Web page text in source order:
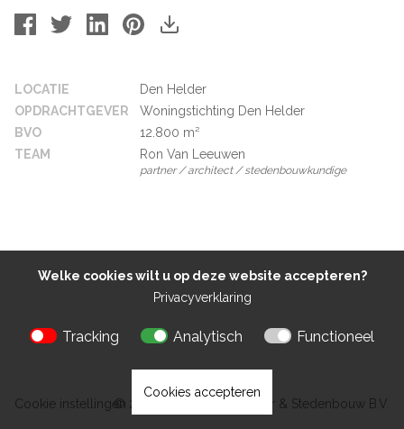
Welke cookies wilt u op deze website accepteren?
Privacyverklaring
Tracking Analytisch Functioneel
Cookies accepteren
LOCATIE
Den Helder
OPDRACHTGEVER
Woningstichting Den Helder
BVO
12.800 m²
TEAM
Ron Van Leeuwen
partner / architect / stedenbouwkundige
Cookie instellingen© 2026 Kokon Architectuur & Stedenbouw B.V.